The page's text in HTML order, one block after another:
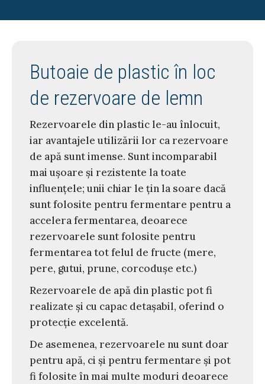
Butoaie de plastic în loc
de rezervoare de lemn
Rezervoarele din plastic le-au înlocuit,
iar avantajele utilizării lor ca rezervoare
de apă sunt imense. Sunt incomparabil
mai ușoare și rezistente la toate
influențele; unii chiar le țin la soare dacă
sunt folosite pentru fermentare pentru a
accelera fermentarea, deoarece
rezervoarele sunt folosite pentru
fermentarea tot felul de fructe (mere,
pere, gutui, prune, corcodușe etc.)
Rezervoarele de apă din plastic pot fi
realizate și cu capac detașabil, oferind o
protecție excelentă.
De asemenea, rezervoarele nu sunt doar
pentru apă, ci și pentru fermentare și pot
fi folosite în mai multe moduri deoarece